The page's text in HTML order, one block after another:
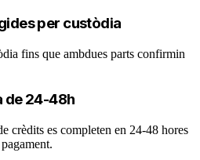
per custòdia
fins que ambdues parts confirmin
de 24-48h
crèdits es completen en 24-48 hores